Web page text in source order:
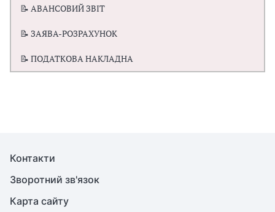
📝 АВАНСОВИЙ ЗВІТ
📝 ЗАЯВА-РОЗРАХУНОК
📝 ПОДАТКОВА НАКЛАДНА
Контакти
Зворотний зв'язок
Карта сайту